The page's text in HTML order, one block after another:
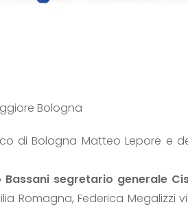
Bologna
di Bologna Matteo Lepore e
Bassani segretario generale
Romagna, Federica